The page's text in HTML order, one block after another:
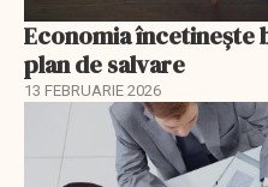
Economia încetinește
plan de salvare
13 FEBRUARIE 2026